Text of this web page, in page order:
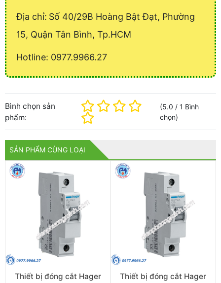
Địa chỉ: Số 40/29B Hoàng Bật Đạt, Phường
15, Quận Tân Bình, Tp.HCM
Hotline: 0977.9966.27
Bình chọn sản
phẩm:
(5.0 /1 Bình
chọn)
SẢN PHẨM CÙNG LOẠI
Thiết bị đóng cắt Hager
Thiết bị đóng cắt Hager